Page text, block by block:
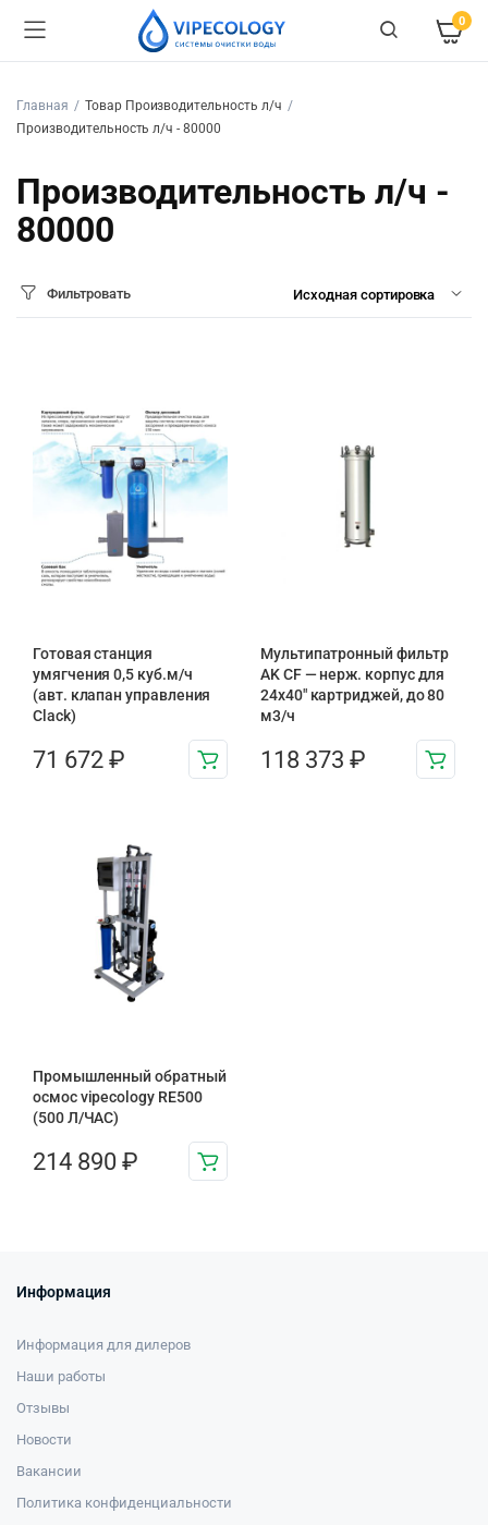
0
Главная
Товар Производительность л/ч
Производительность л/ч - 80000
Производительность л/ч -
80000
Фильтровать
Готовая станция
умягчения 0,5 куб.м/ч
(авт. клапан управления
Clack)
71 672 ₽
Мультипатронный фильтр
AK CF — нерж. корпус для
24х40″ картриджей, до 80
м3/ч
118 373 ₽
Промышленный обратный
осмос vipecology RE500
(500 Л/ЧАС)
214 890 ₽
Информация
Информация для дилеров
Наши работы
Отзывы
Новости
Вакансии
Политика конфиденциальности